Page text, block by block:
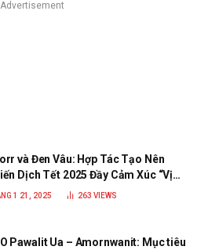
Advertisement
và Đen Vâu: Hợp Tác Tạo Nên
Dịch Tết 2025 Đầy Cảm Xúc “Vị
1 21, 2025 263 VIEWS
Pawalit Ua – Amornwanit: Mục tiêu